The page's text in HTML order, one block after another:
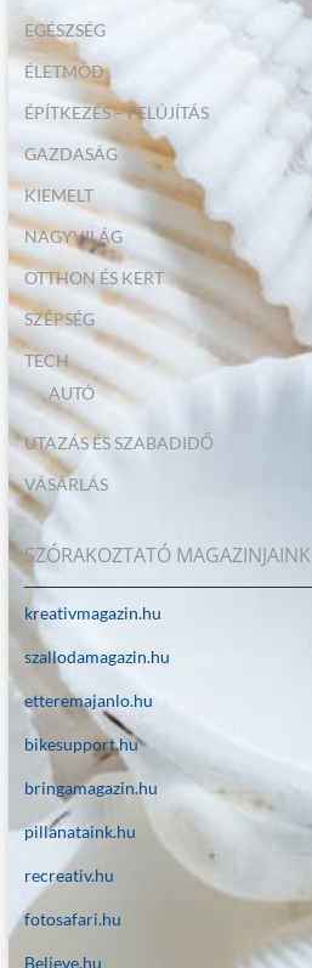
EGÉSZSÉG
ÉLETMÓD
ÉPÍTKEZÉS – FELÚJÍTÁS
GAZDASÁG
KIEMELT
NAGYVILÁG
OTTHON ÉS KERT
SZÉPSÉG
TECH
AUTÓ
UTAZÁS ÉS SZABADIDŐ
VÁSÁRLÁS
SZÓRAKOZTATÓ MAGAZINJAINK
kreativmagazin.hu
szallodamagazin.hu
etteremajanlo.hu
bikesupport.hu
bringamagazin.hu
pillanataink.hu
recreativ.hu
fotosafari.hu
Believe.hu